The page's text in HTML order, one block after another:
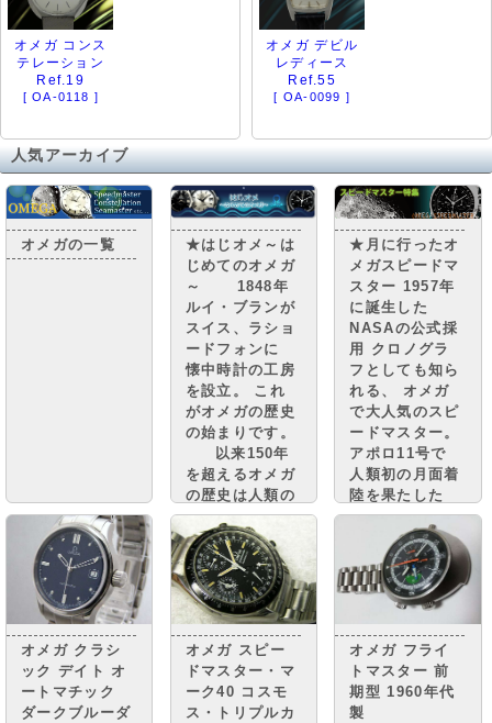
オメガ コンス
テレーション
Ref.19
[ OA-0118 ]
オメガ デビル
レディース
Ref.55
[ OA-0099 ]
人気アーカイブ
オメガの一覧
★はじオメ～は
じめてのオメガ
～ 1848年
ルイ・ブランが
スイス、ラショ
ードフォンに
懐中時計の工房
を設立。 これ
がオメガの歴史
の始まりです。
以来150年
を超えるオメガ
の歴史は人類の
偉業の歴史でも
ありまし
た・・・・
★月に行ったオ
メガスピードマ
スター 1957年
に誕生した
NASAの公式採
用 クロノグラ
フとしても知ら
れる、 オメガ
で大人気のスピ
ードマスター。
アポロ11号で
人類初の月面着
陸を果たした
腕時計としても
有名で、 ｢宇宙
時計」「ムーン
ウォッチ」など
の ニックネー
ムで親しまれて
います。
オメガ クラシ
ック デイト オ
ートマチック
ダークブルーダ
オメガ スピー
ドマスター・マ
ーク40 コスモ
ス・トリプルカ
オメガ フライ
トマスター 前
期型 1960年代
製